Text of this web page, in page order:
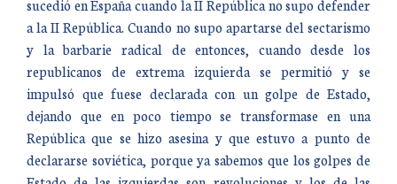
sucedió en España cuando la II República no supo defender
a la II República. Cuando no supo apartarse del sectarismo
y la barbarie radical de entonces, cuando desde los
republicanos de extrema izquierda se permitió y se
impulsó que fuese declarada con un golpe de Estado,
dejando que en poco tiempo se transformase en una
República que se hizo asesina y que estuvo a punto de
declararse soviética, porque ya sabemos que los golpes de